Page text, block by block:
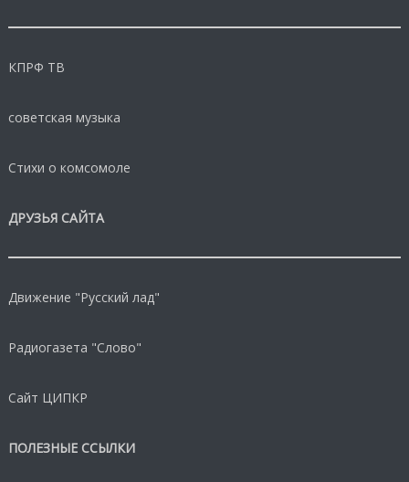
КПРФ ТВ
советская музыка
Стихи о комсомоле
ДРУЗЬЯ САЙТА
Движение "Русский лад"
Радиогазета "Слово"
Сайт ЦИПКР
ПОЛЕЗНЫЕ ССЫЛКИ